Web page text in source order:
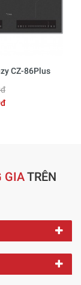
CZ-86Plus
GIATRÊN